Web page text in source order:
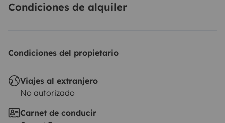
Condiciones de alquiler
Condiciones del propietario
Viajes al extranjero
No autorizado
Carnet de conducir